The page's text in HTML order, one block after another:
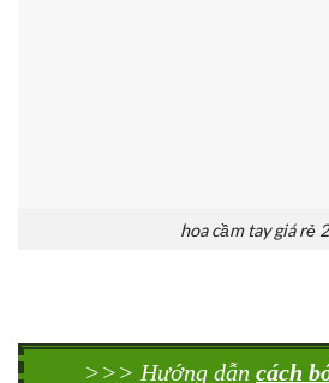
hoa cầm tay giá rẻ
>>> Hướng dẫn cách